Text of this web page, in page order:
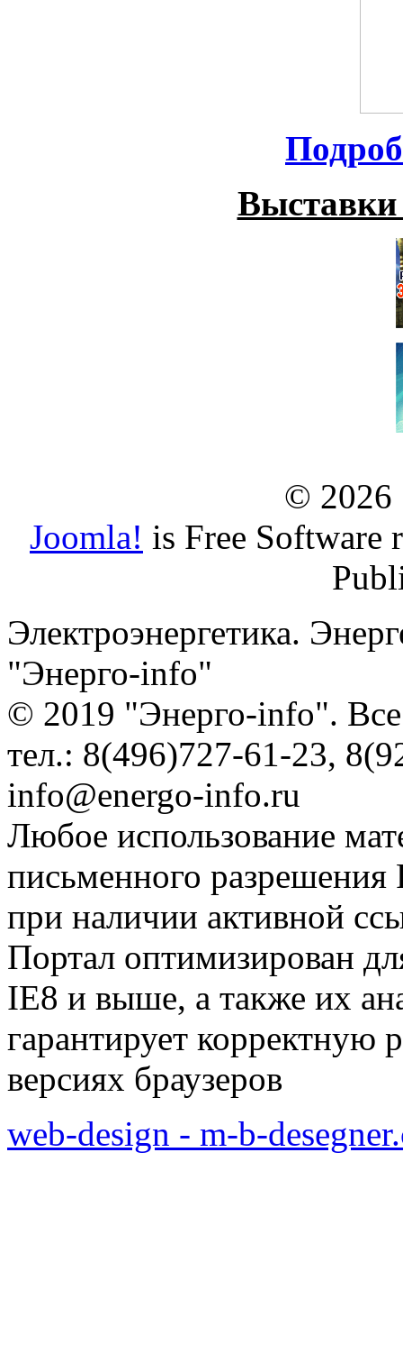
© 2026
Joomla! is Free Software
Электроэнергетика.
"Энерго-info"
© 2019 "Энерго-info".
тел.: 8(496)727-61-23,
info@energo-info.ru
Любое использование
письменного разрешения
при наличии активной
Портал оптимизирован
IE8 и выше, а также их
гарантирует корректную
версиях браузеров
web-design - m-b-